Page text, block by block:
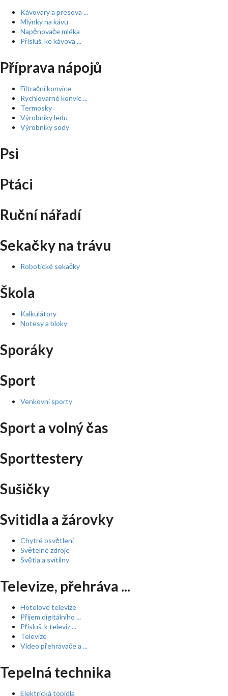
Kávovary a presova ...
Mlýnky na kávu
Napěnovače mléka
Přísluš. ke kávova ...
Příprava nápojů
Filtrační konvice
Rychlovarné konvic ...
Termosky
Výrobníky ledu
Výrobníky sody
Psi
Ptáci
Ruční nářadí
Sekačky na trávu
Robotické sekačky
Škola
Kalkulátory
Notesy a bloky
Sporáky
Sport
Venkovní sporty
Sport a volný čas
Sporttestery
Sušičky
Svitidla a žárovky
Chytré osvětlení
Světelné zdroje
Světla a svítilny
Televize, přehráva ...
Hotelové televize
Příjem digitálního ...
Přísluš. k televiz ...
Televize
Video přehrávače a ...
Tepelná technika
Elektrická topidla